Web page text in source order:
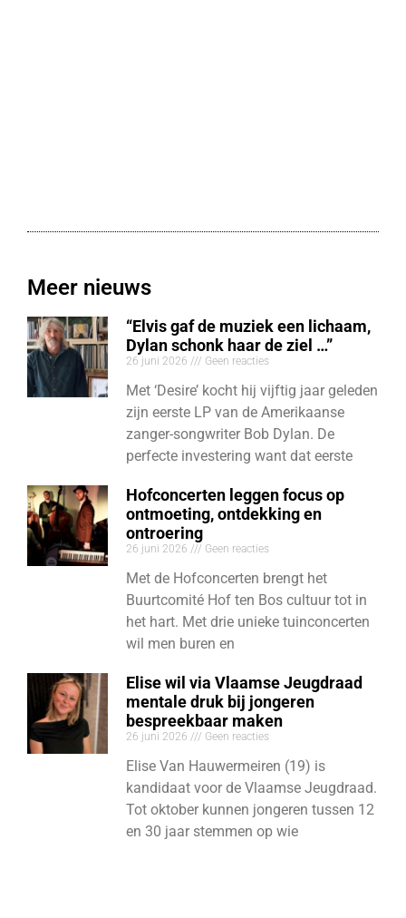
Meer nieuws
“Elvis gaf de muziek een lichaam,
Dylan schonk haar de ziel …”
26 juni 2026 Geen reacties
Met ‘Desire’ kocht hij vijftig jaar geleden
zijn eerste LP van de Amerikaanse
zanger-songwriter Bob Dylan. De
perfecte investering want dat eerste
Hofconcerten leggen focus op
ontmoeting, ontdekking en
ontroering
26 juni 2026 Geen reacties
Met de Hofconcerten brengt het
Buurtcomité Hof ten Bos cultuur tot in
het hart. Met drie unieke tuinconcerten
wil men buren en
Elise wil via Vlaamse Jeugdraad
mentale druk bij jongeren
bespreekbaar maken
26 juni 2026 Geen reacties
Elise Van Hauwermeiren (19) is
kandidaat voor de Vlaamse Jeugdraad.
Tot oktober kunnen jongeren tussen 12
en 30 jaar stemmen op wie